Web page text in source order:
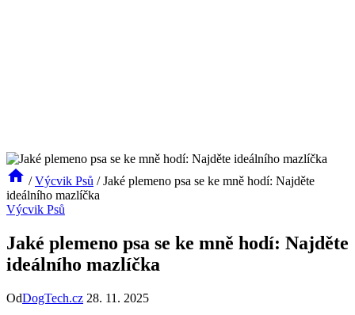
/ Výcvik Psů / Jaké plemeno psa se ke mně hodí: Najděte
ideálního mazlíčka
Výcvik Psů
Jaké plemeno psa se ke mně hodí: Najděte
ideálního mazlíčka
OdDogTech.cz 28. 11. 2025